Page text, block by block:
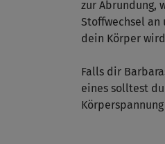
zur Abrundung,
Stoffwechsel an
dein Körper
Falls dir
eines solltest